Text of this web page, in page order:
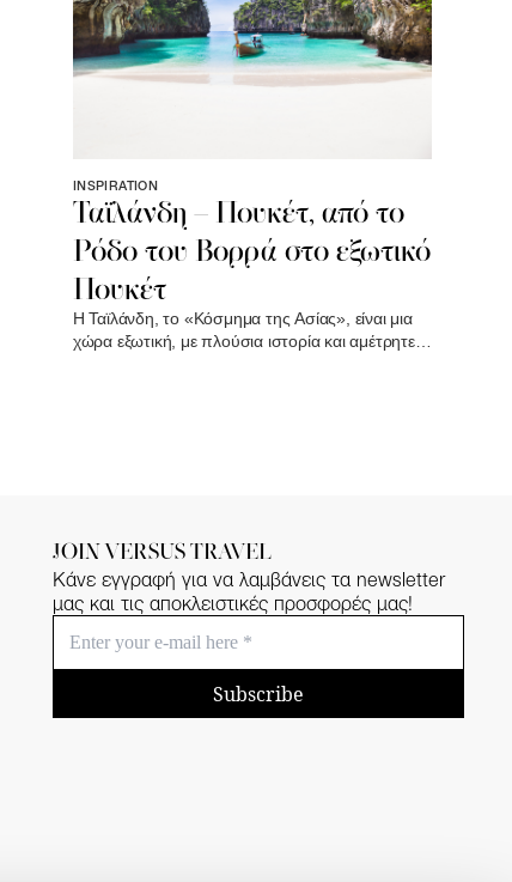
στις αντιθέσεις του..
INSPIRATION
Ταϊλάνδη – Πουκέτ, από το
Ρόδο του Βορρά στο εξωτικό
Πουκέτ
Η Ταϊλάνδη, το «Κόσμημα της Ασίας», είναι μια
χώρα εξωτική, με πλούσια ιστορία και αμέτρητες
JOIN VERSUS TRAVEL
Κάνε εγγραφή για να λαμβάνεις τα newsletter
μας και τις αποκλειστικές προσφορές μας!
Subscribe